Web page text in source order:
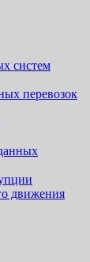
систем
перевозок
движения